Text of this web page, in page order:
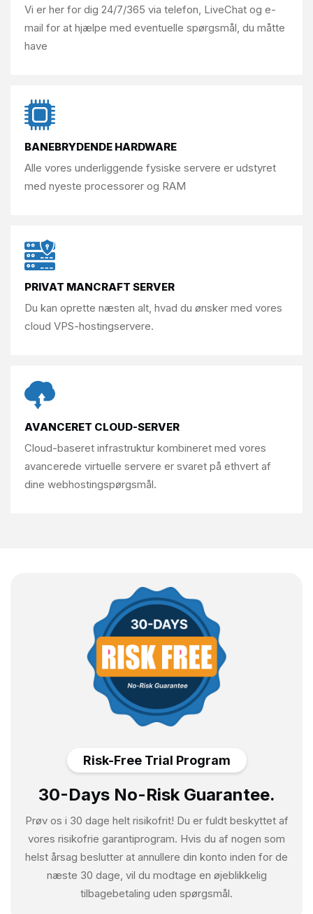
Vi er her for dig 24/7/365 via telefon, LiveChat og e-
mail for at hjælpe med eventuelle spørgsmål, du måtte
have
BANEBRYDENDE HARDWARE
Alle vores underliggende fysiske servere er udstyret
med nyeste processorer og RAM
PRIVAT MANCRAFT SERVER
Du kan oprette næsten alt, hvad du ønsker med vores
cloud VPS-hostingservere.
AVANCERET CLOUD-SERVER
Cloud-baseret infrastruktur kombineret med vores
avancerede virtuelle servere er svaret på ethvert af
dine webhostingspørgsmål.
Risk-Free Trial Program
30-Days No-Risk Guarantee.
Prøv os i 30 dage helt risikofrit! Du er fuldt beskyttet af
vores risikofrie garantiprogram. Hvis du af nogen som
helst årsag beslutter at annullere din konto inden for de
næste 30 dage, vil du modtage en øjeblikkelig
tilbagebetaling uden spørgsmål.